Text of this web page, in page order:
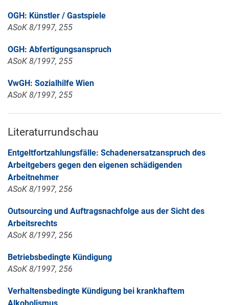
OGH: Künstler / Gastspiele
ASoK 8/1997, 255
OGH: Abfertigungsanspruch
ASoK 8/1997, 255
VwGH: Sozialhilfe Wien
ASoK 8/1997, 255
Literaturrundschau
Entgeltfortzahlungsfälle: Schadenersatzanspruch des
Arbeitgebers gegen den eigenen schädigenden
Arbeitnehmer
ASoK 8/1997, 256
Outsourcing und Auftragsnachfolge aus der Sicht des
Arbeitsrechts
ASoK 8/1997, 256
Betriebsbedingte Kündigung
ASoK 8/1997, 256
Verhaltensbedingte Kündigung bei krankhaftem